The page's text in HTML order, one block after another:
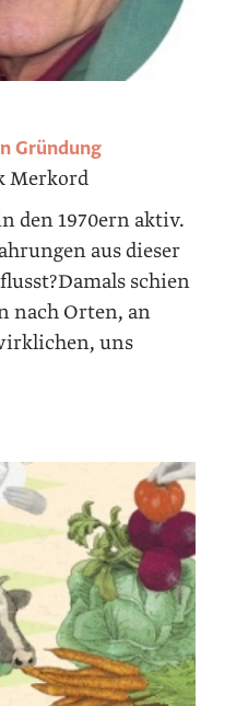
Gründung
Merkord
den 1970ern aktiv.
aus dieser
schien
nach Orten, an
uns